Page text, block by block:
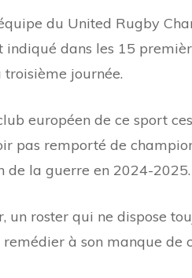
du United Rugby
dans les 15
journée.
européen de ce sport
pas remporté de
de la guerre en 2024-2025.
roster qui ne dispose
à son manque de